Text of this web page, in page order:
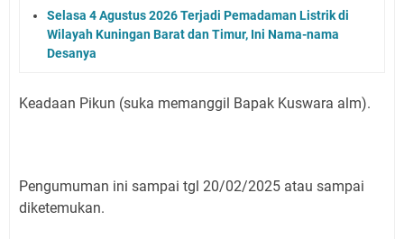
Selasa 4 Agustus 2026 Terjadi Pemadaman Listrik di
Wilayah Kuningan Barat dan Timur, Ini Nama-nama
Desanya
Keadaan Pikun (suka memanggil Bapak Kuswara alm).
Pengumuman ini sampai tgl 20/02/2025 atau sampai
diketemukan.